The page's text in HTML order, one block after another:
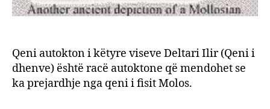
Qeni autokton i këtyre viseve Deltari Ilir (Qeni i
dhenve) është racë autoktone që mendohet se
ka prejardhje nga qeni i fisit Molos.